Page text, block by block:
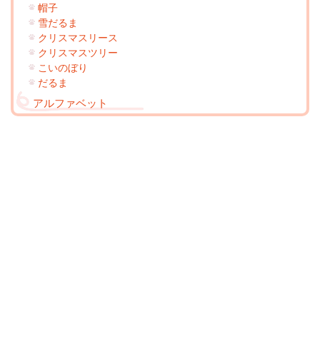
帽子
雪だるま
クリスマスリース
クリスマスツリー
こいのぼり
だるま
アルファベット